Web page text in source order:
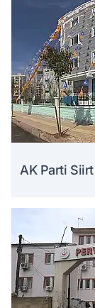
AK Parti